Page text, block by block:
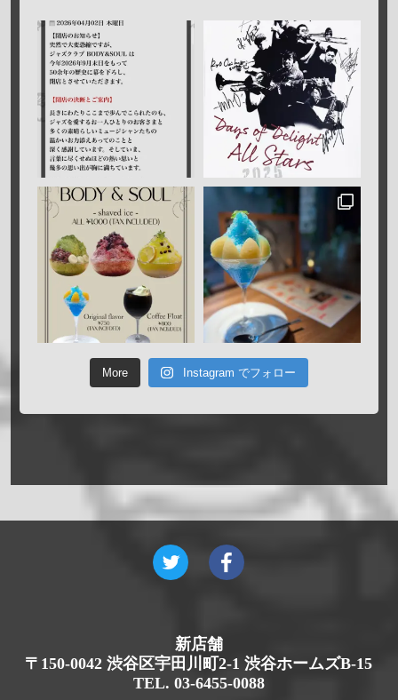
More Instagram でフォロー
新店舗
〒150-0042 渋谷区宇田川町2-1 渋谷ホームズB-15
TEL. 03-6455-0088